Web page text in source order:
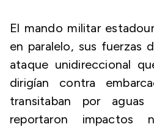
El mando militar
en paralelo, sus fuerzas
ataque unidireccional
dirigían contra
transitaban por
reportaron impactos